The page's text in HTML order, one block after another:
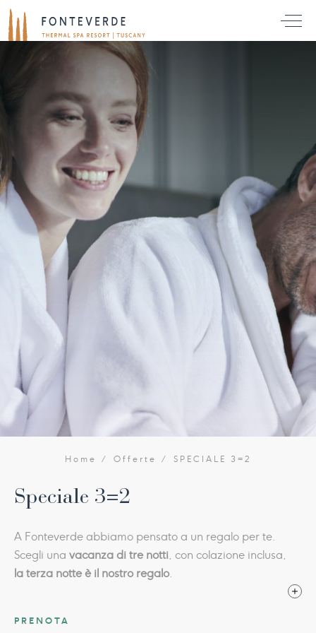
Home Offerte SPECIALE 3=2
Speciale 3=2
A Fonteverde abbiamo pensato a un regalo per te.
Scegli una vacanza di tre notti , con colazione inclusa,
la terza notte è il nostro regalo.
d’Orcia e della Toscana in ogni stagione, gustare il
PRENOTA